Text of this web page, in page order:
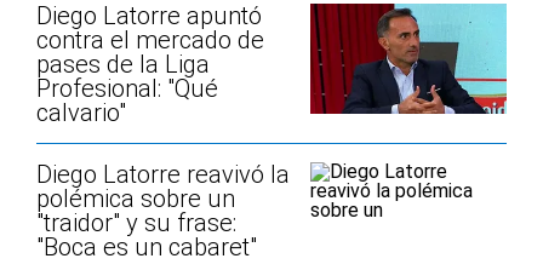
Diego Latorre apuntó
contra el mercado de
pases de la Liga
Profesional: "Qué
calvario"
Diego Latorre reavivó la
polémica sobre un
"traidor" y su frase:
"Boca es un cabaret"